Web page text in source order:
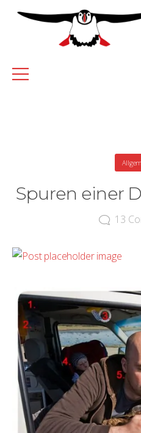
Spuren einer
13